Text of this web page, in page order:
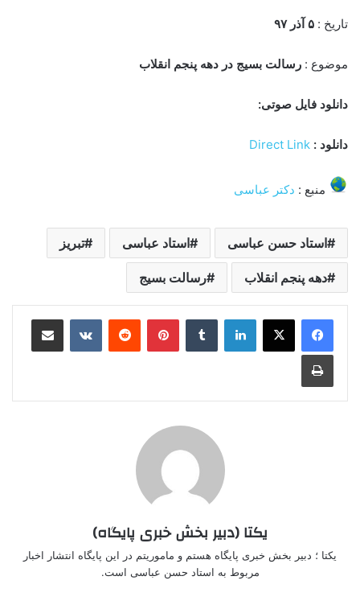
تاریخ :
موضوع : رسالت بسیج در دهه پنجم انقلاب
دانلود فایل صوتی:
دانلود : Direct Link
منبع : دکتر عباسی
استاد حسن عباسی استاد عباسی تبریز
دهه پنجم انقلاب رسالت بسیج
لینکدین ‫تامبلر ‫پین‌ترست‫رددیت ‫VKontakteاشتراک گذاری از طریق ایمیل
چاپ
یکتا (دبیر بخش خبری پایگاه)
یکتا ؛ دبیر بخش خبری پایگاه هستم و ماموریتم در این پایگاه انتشار اخبار
مربوط به استاد حسن عباسی است.